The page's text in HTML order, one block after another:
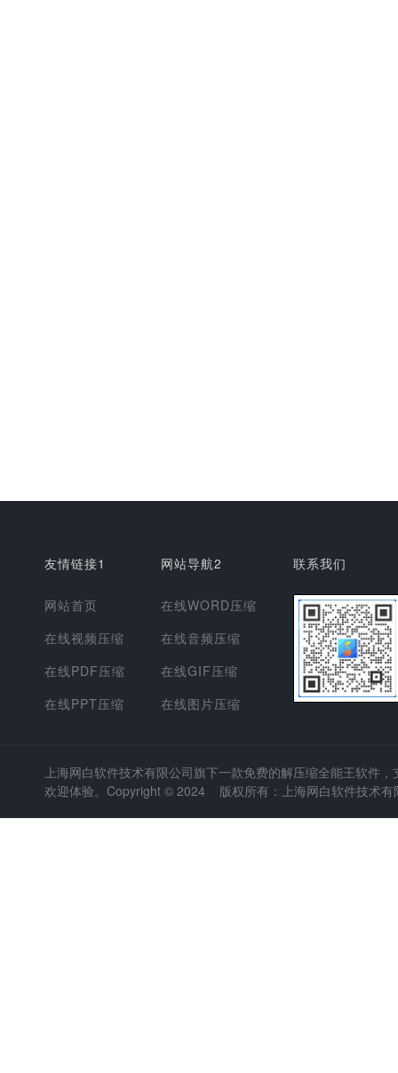
友情链接1
网站首页
在线视频压缩
在线PDF压缩
在线PPT压缩
网站导航2
在线WORD压缩
在线音频压缩
在线GIF压缩
在线图片压缩
联系我们
上海网白软件技术有限公司旗下一款免费的解压缩全能王软件
欢迎体验。Copyright © 2024 版权所有：上海网白软件技术